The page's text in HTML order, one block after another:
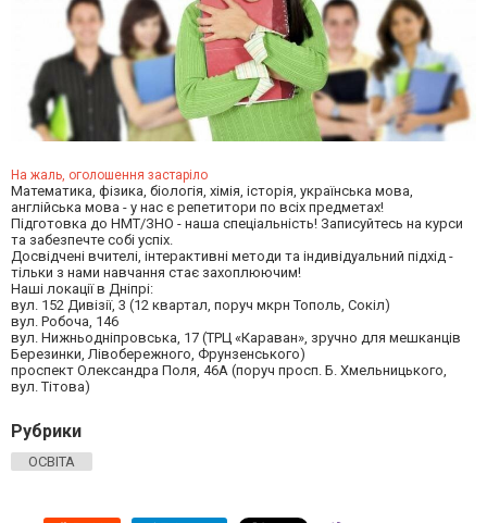
На жаль, оголошення застаріло
Математика, фізика, біологія, хімія, історія, українська мова,
англійська мова - у нас є репетитори по всіх предметах!
Підготовка до НМТ/ЗНО - наша спеціальність! Записуйтесь на курси
та забезпечте собі успіх.
Досвідчені вчителі, інтерактивні методи та індивідуальний підхід -
тільки з нами навчання стає захоплюючим!
Наші локації в Дніпрі:
вул. 152 Дивізії, 3 (12 квартал, поруч мкрн Тополь, Сокіл)
вул. Робоча, 146
вул. Нижньодніпровська, 17 (ТРЦ «Караван», зручно для мешканців
Березинки, Лівобережного, Фрунзенського)
проспект Олександра Поля, 46А (поруч просп. Б. Хмельницького,
вул. Тітова)
Рубрики
ОСВІТА